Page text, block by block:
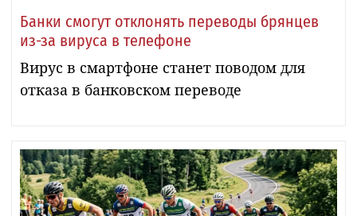
Банки смогут отклонять переводы брянцев
из-за вируса в телефоне
Вирус в смартфоне станет поводом для
отказа в банковском переводе